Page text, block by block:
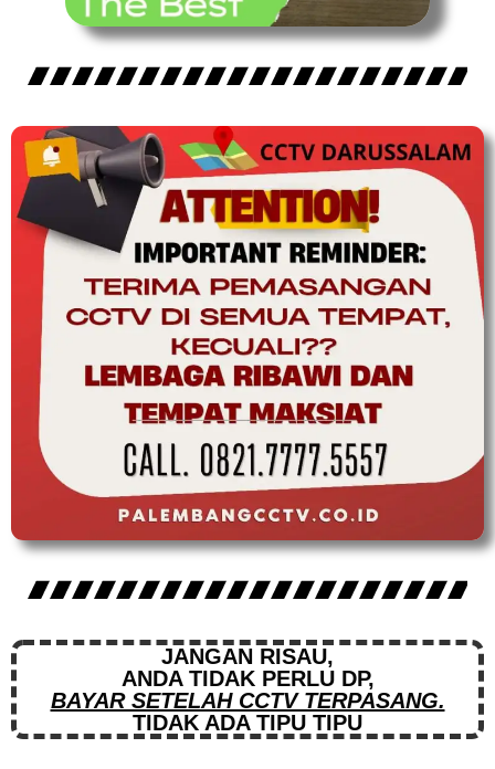
JANGAN RISAU,
ANDA TIDAK PERLU DP,
BAYAR SETELAH CCTV TERPASANG.
TIDAK ADA TIPU TIPU